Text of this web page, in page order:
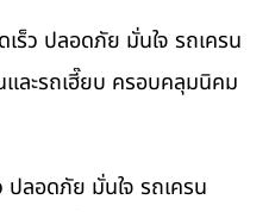
ร็ว ปลอดภัย มั่นใจ รถเครน
และรถเฮี๊ยบ ครอบคลุมนิคม
ปลอดภัย มั่นใจ รถเครน